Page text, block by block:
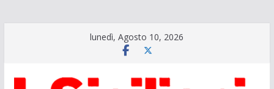
lunedì, Agosto 10, 2026